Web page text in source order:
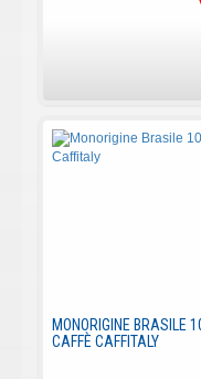
MONORIGINE BRASILE
CAFFÈ CAFFITALY